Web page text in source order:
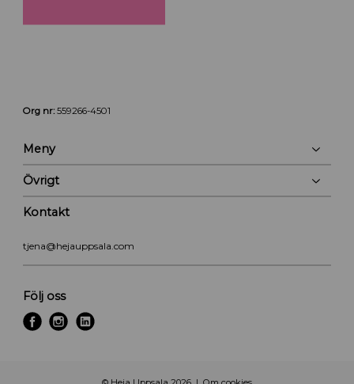
Org nr:559266-4501
Meny
Övrigt
Kontakt
tjena@hejauppsala.com
Följ oss
f
i
l